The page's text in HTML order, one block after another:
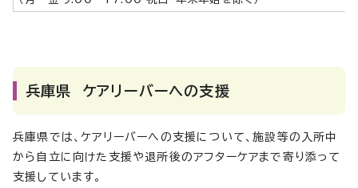
兵庫県 ケアリーバーへの支援
兵庫県では、ケアリーバーへの支援について、施設等の入所中
から自立に向けた支援や退所後のアフターケアまで寄り添って
支援しています。